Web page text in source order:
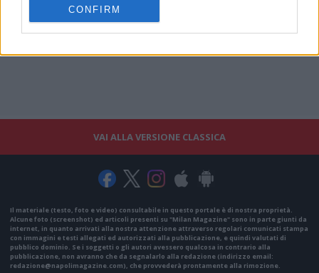
CONFIRM
VAI ALLA VERSIONE CLASSICA
Il materiale (testo, foto e video) consultabile in questo portale è di nostra proprietà.
Alcune foto (screenshot) ed articoli presenti su "Milan Magazine" sono in parte giunti da
internet, in quanto arrivati alla nostra attenzione attraverso regolari comunicati stampa
con immagini e testi allegati ed autorizzati alla pubblicazione, e quindi valutati di
pubblico dominio. Se i soggetti o gli autori avessero qualcosa in contrario alla
pubblicazione, non avranno che da segnalarlo alla redazione (indirizzo email:
redazione@napolimagazine.com), che provvederà prontamente alla rimozione.